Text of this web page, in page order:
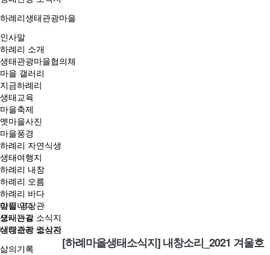
하례리생태관광마을
인사말
하례리 소개
생태관광마을협의체
마을 갤러리
지금하례리
생태교육
마을축제
옛마을사진
마을풍경
하례리 자연식생
생태여행지
하례리 내창
하례리 오름
하례리 바다
마을 영상관
오시는길
내창소리 영상관
삶의기록
알립니다
생태관광 소식지
생태관광 소식지
[하례마을생태소식지] 내창소리_2021 겨울호